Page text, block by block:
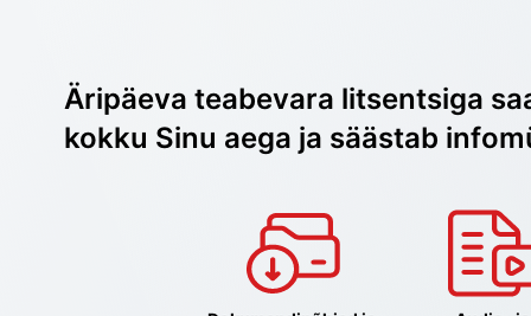
Äripäeva teabevara litsentsiga
kokku Sinu aega ja säästab